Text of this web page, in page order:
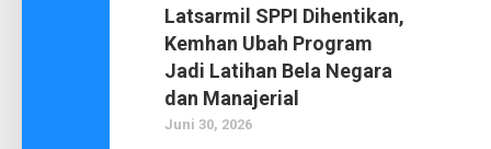
Latsarmil SPPI Dihentikan,
Kemhan Ubah Program
Jadi Latihan Bela Negara
dan Manajerial
Juni 30, 2026